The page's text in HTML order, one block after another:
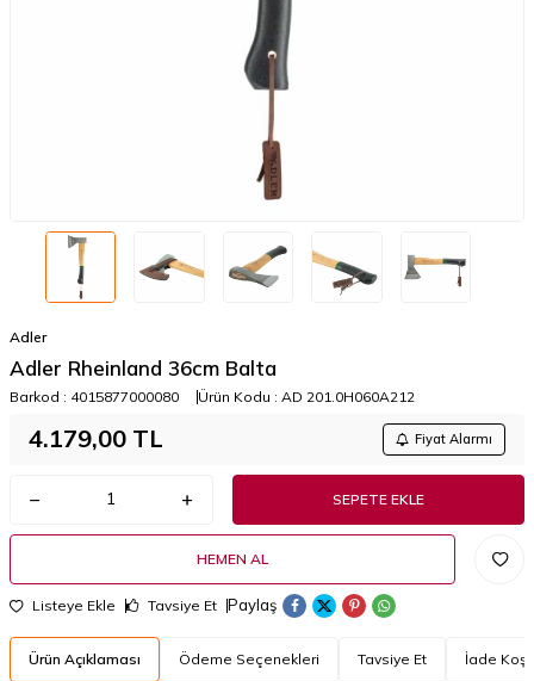
Adler
Adler Rheinland 36cm Balta
Barkod : 4015877000080 Ürün Kodu : AD 201.0H060A212
4.179,00 TL Fiyat Alarmı
SEPETE EKLE
HEMEN AL
Listeye Ekle Tavsiye Et Paylaş
Ürün Açıklaması Ödeme Seçenekleri Tavsiye Et İade